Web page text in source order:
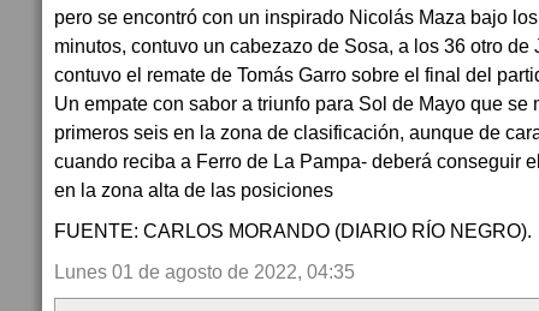
pero se encontró con un inspirado Nicolás Maza bajo
minutos, contuvo un cabezazo de Sosa, a los 36 otro de
contuvo el remate de Tomás Garro sobre el final del
Un empate con sabor a triunfo para Sol de Mayo que se
primeros seis en la zona de clasificación, aunque de
cuando reciba a Ferro de La Pampa- deberá conseguir
en la zona alta de las posiciones
FUENTE: CARLOS MORANDO (DIARIO RÍO NEGRO).
Lunes 01 de agosto de 2022, 04:35